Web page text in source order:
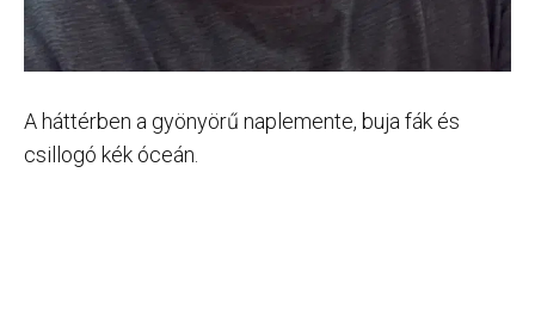
A háttérben a gyönyörű naplemente, buja fák és
csillogó kék óceán.